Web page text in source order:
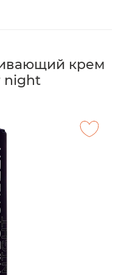
крем
night